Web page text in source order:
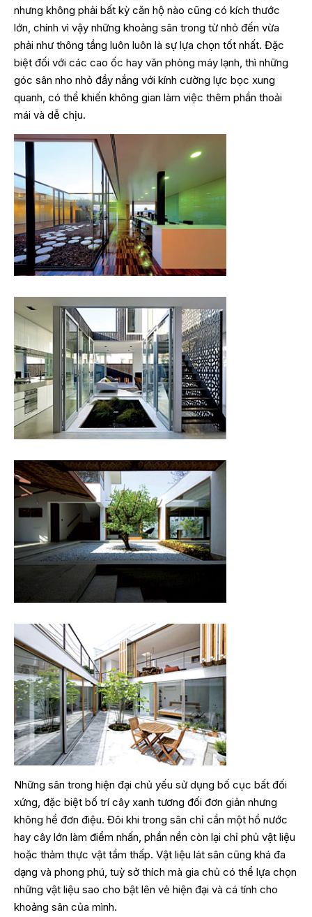
nhưng không phải bất kỳ căn hộ nào cũng có kích thước
lớn, chính vì vậy những khoảng sân trong từ nhỏ đến vừa
phải như thông tầng luôn luôn là sự lựa chọn tốt nhất. Đặc
biệt đối với các cao ốc hay văn phòng máy lạnh, thì những
góc sân nho nhỏ đầy nắng với kính cường lực bọc xung
quanh, có thể khiến không gian làm việc thêm phần thoải
mái và dễ chịu.
Những sân trong hiện đại chủ yếu sử dụng bố cục bất đối
xứng, đặc biệt bố trí cây xanh tương đối đơn giản nhưng
không hề đơn điệu. Đôi khi trong sân chỉ cần một hồ nước
hay cây lớn làm điểm nhấn, phần nền còn lại chỉ phủ vật liệu
hoặc thảm thực vật tầm thấp. Vật liệu lát sân cũng khá đa
dạng và phong phú, tuỳ sở thích mà gia chủ có thể lựa chọn
những vật liệu sao cho bật lên vẻ hiện đại và cá tính cho
khoảng sân của mình.